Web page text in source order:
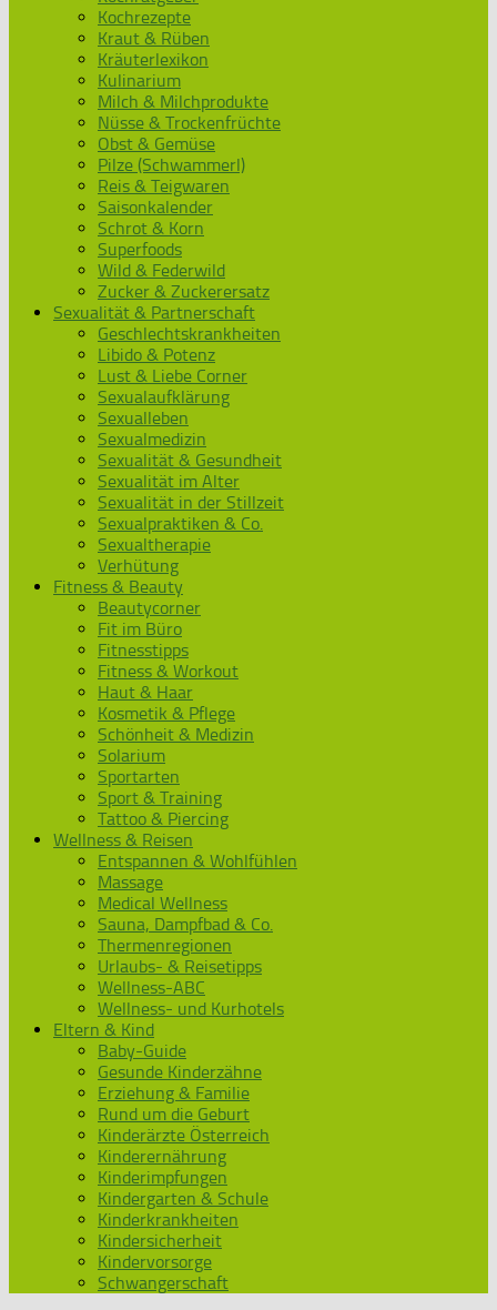
Kochrezepte
Kraut & Rüben
Kräuterlexikon
Kulinarium
Milch & Milchprodukte
Nüsse & Trockenfrüchte
Obst & Gemüse
Pilze (Schwammerl)
Reis & Teigwaren
Saisonkalender
Schrot & Korn
Superfoods
Wild & Federwild
Zucker & Zuckerersatz
Sexualität & Partnerschaft
Geschlechtskrankheiten
Libido & Potenz
Lust & Liebe Corner
Sexualaufklärung
Sexualleben
Sexualmedizin
Sexualität & Gesundheit
Sexualität im Alter
Sexualität in der Stillzeit
Sexualpraktiken & Co.
Sexualtherapie
Verhütung
Fitness & Beauty
Beautycorner
Fit im Büro
Fitnesstipps
Fitness & Workout
Haut & Haar
Kosmetik & Pflege
Schönheit & Medizin
Solarium
Sportarten
Sport & Training
Tattoo & Piercing
Wellness & Reisen
Entspannen & Wohlfühlen
Massage
Medical Wellness
Sauna, Dampfbad & Co.
Thermenregionen
Urlaubs- & Reisetipps
Wellness-ABC
Wellness- und Kurhotels
Eltern & Kind
Baby-Guide
Gesunde Kinderzähne
Erziehung & Familie
Rund um die Geburt
Kinderärzte Österreich
Kinderernährung
Kinderimpfungen
Kindergarten & Schule
Kinderkrankheiten
Kindersicherheit
Kindervorsorge
Schwangerschaft